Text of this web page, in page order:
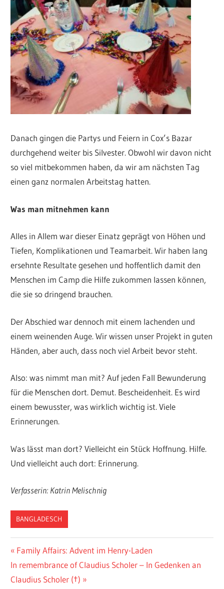
Danach gingen die Partys und Feiern in Cox’s Bazar
durchgehend weiter bis Silvester. Obwohl wir davon nicht
so viel mitbekommen haben, da wir am nächsten Tag
einen ganz normalen Arbeitstag hatten.
Was man mitnehmen kann
Alles in Allem war dieser Einatz geprägt von Höhen und
Tiefen, Komplikationen und Teamarbeit. Wir haben lang
ersehnte Resultate gesehen und hoffentlich damit den
Menschen im Camp die Hilfe zukommen lassen können,
die sie so dringend brauchen.
Der Abschied war dennoch mit einem lachenden und
einem weinenden Auge. Wir wissen unser Projekt in guten
Händen, aber auch, dass noch viel Arbeit bevor steht.
Also: was nimmt man mit? Auf jeden Fall Bewunderung
für die Menschen dort. Demut. Bescheidenheit. Es wird
einem bewusster, was wirklich wichtig ist. Viele
Erinnerungen.
Was lässt man dort? Vielleicht ein Stück Hoffnung. Hilfe.
Und vielleicht auch dort: Erinnerung.
Verfasserin: Katrin Melischnig
BANGLADESCH
Beitragsnavigation
Vorheriger
Beitrag:
Family Affairs: Advent im Henry-Laden
Nächster
Beitrag:
In remembrance of Claudius Scholer – In Gedenken an
Claudius Scholer (†)